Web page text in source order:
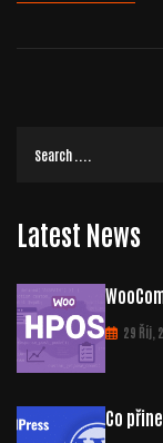
Latest News
29 Říj,
Co